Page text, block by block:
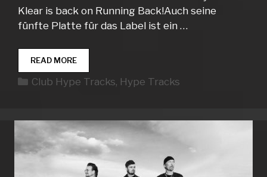
Klear is back on Running Back!Auch seine
fünfte Platte für das Label ist ein …
READ MORECLUB
HYPE
TRACKS
Kategorien
Club Hype Tracks, Hype Tracks